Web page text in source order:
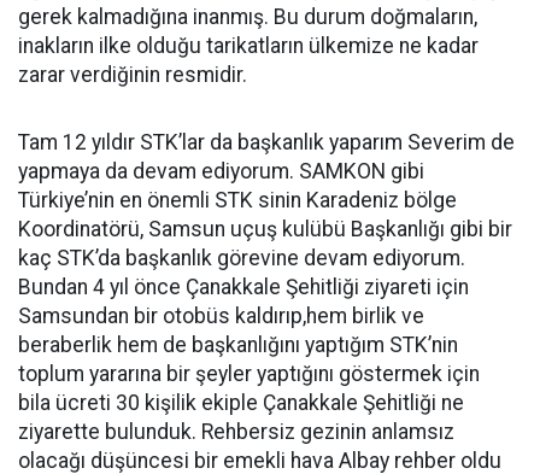
gerek kalmadığına inanmış. Bu durum doğmaların,
inakların ilke olduğu tarikatların ülkemize ne kadar
zarar verdiğinin resmidir.
Tam 12 yıldır STK’lar da başkanlık yaparım Severim de
yapmaya da devam ediyorum. SAMKON gibi
Türkiye’nin en önemli STK sinin Karadeniz bölge
Koordinatörü, Samsun uçuş kulübü Başkanlığı gibi bir
kaç STK’da başkanlık görevine devam ediyorum.
Bundan 4 yıl önce Çanakkale Şehitliği ziyareti için
Samsundan bir otobüs kaldırıp,hem birlik ve
beraberlik hem de başkanlığını yaptığım STK’nin
toplum yararına bir şeyler yaptığını göstermek için
bila ücreti 30 kişilik ekiple Çanakkale Şehitliği ne
ziyarette bulunduk. Rehbersiz gezinin anlamsız
olacağı düşüncesi bir emekli hava Albay rehber oldu